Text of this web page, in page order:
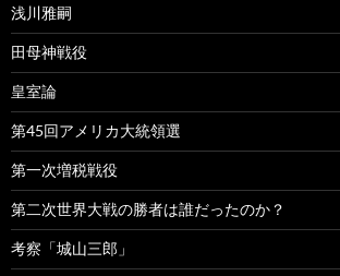
浅川雅嗣
田母神戦役
皇室論
第45回アメリカ大統領選
第一次増税戦役
第二次世界大戦の勝者は誰だったのか？
考察「城山三郎」